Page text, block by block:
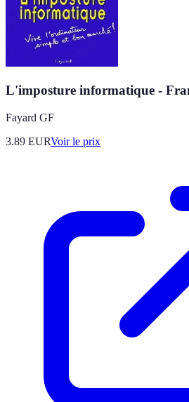
L'imposture informatique -
Fayard GF
3.89 EURVoir le prix